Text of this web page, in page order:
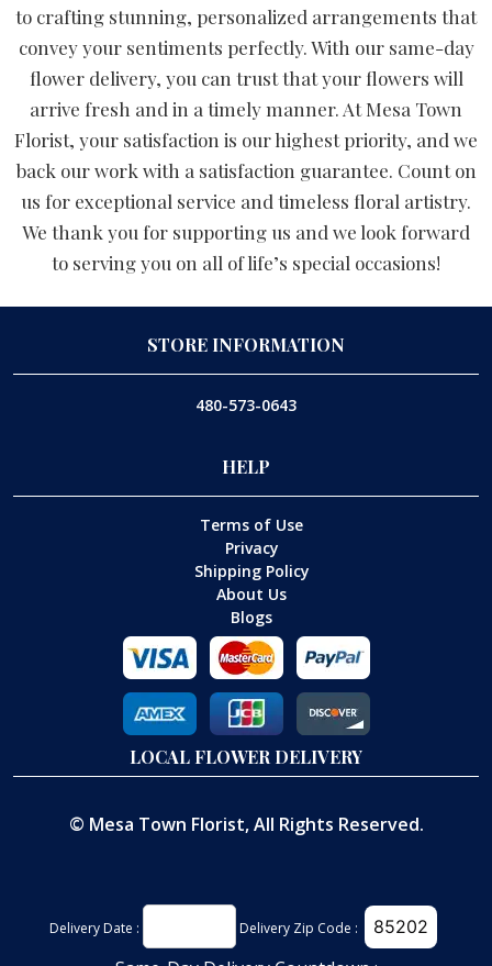
to crafting stunning, personalized arrangements that
convey your sentiments perfectly. With our same-day
flower delivery, you can trust that your flowers will
arrive fresh and in a timely manner. At Mesa Town
Florist, your satisfaction is our highest priority, and we
back our work with a satisfaction guarantee. Count on
us for exceptional service and timeless floral artistry.
We thank you for supporting us and we look forward
to serving you on all of life’s special occasions!
Delivery Date : Delivery Zip Code :
STORE INFORMATION
480-573-0643
HELP
Terms of Use
Privacy
Shipping Policy
About Us
Blogs
LOCAL FLOWER DELIVERY
© Mesa Town Florist, All Rights Reserved.